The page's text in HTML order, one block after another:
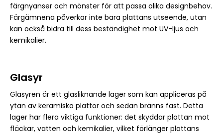
färgnyanser och mönster för att passa olika designbehov.
Färgämnena påverkar inte bara plattans utseende, utan
kan också bidra till dess beständighet mot UV-ljus och
kemikalier.
Glasyr
Glasyren är ett glasliknande lager som kan appliceras på
ytan av keramiska plattor och sedan bränns fast. Detta
lager har flera viktiga funktioner: det skyddar plattan mot
fläckar, vatten och kemikalier, vilket förlänger plattans